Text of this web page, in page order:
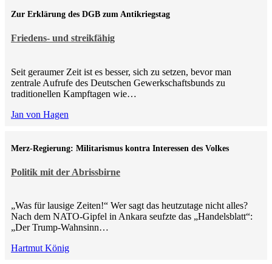
Friedens- und streikfähig
Zur Erklärung des DGB zum Antikriegstag
Seit geraumer Zeit ist es besser, sich zu setzen, bevor man
zentrale Aufrufe des Deutschen Gewerkschaftsbunds zu
traditionellen Kampftagen wie…
Jan von Hagen
Politik mit der Abrissbirne
Merz-Regierung: Militarismus kontra Inte­ressen des Volkes
„Was für lausige Zeiten!“ Wer sagt das heutzutage nicht alles?
Nach dem NATO-Gipfel in Ankara seufzte das „Handelsblatt“:
„Der Trump-Wahnsinn…
Hartmut König